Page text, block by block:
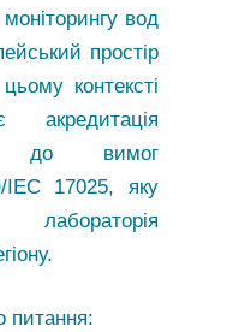
вод
простір
контексті
акредитація
до вимог
IEC 17025, яку
питання: